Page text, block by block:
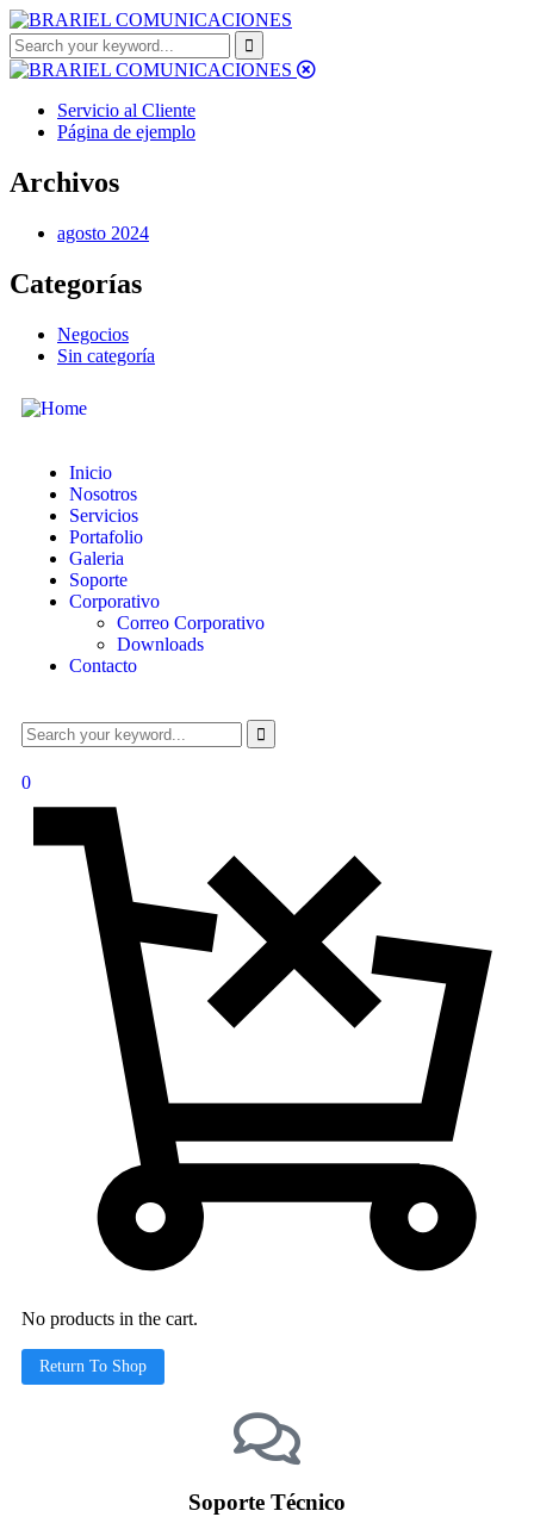
Servicio al Cliente
Página de ejemplo
Archivos
agosto 2024
Categorías
Negocios
Sin categoría
Inicio
Nosotros
Servicios
Portafolio
Galeria
Soporte
Corporativo
Correo Corporativo
Downloads
Contacto
0
No products in the cart.
Return To Shop
Soporte Técnico